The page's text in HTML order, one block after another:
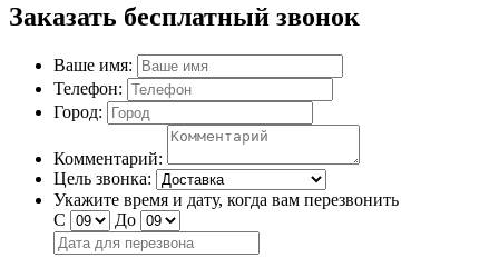
Заказать бесплатный звонок
Ваше имя:
Телефон:
Город:
Комментарий:
Цель звонка:
Укажите время и дату, когда вам перезвонить
С
До